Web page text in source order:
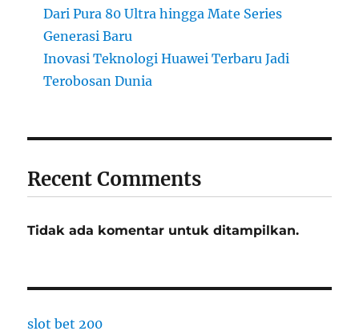
Dari Pura 80 Ultra hingga Mate Series
Generasi Baru
Inovasi Teknologi Huawei Terbaru Jadi
Terobosan Dunia
Recent Comments
Tidak ada komentar untuk ditampilkan.
slot bet 200